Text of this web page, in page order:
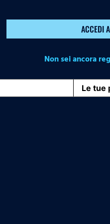
ACCEDI
Non sei ancora
Le tue